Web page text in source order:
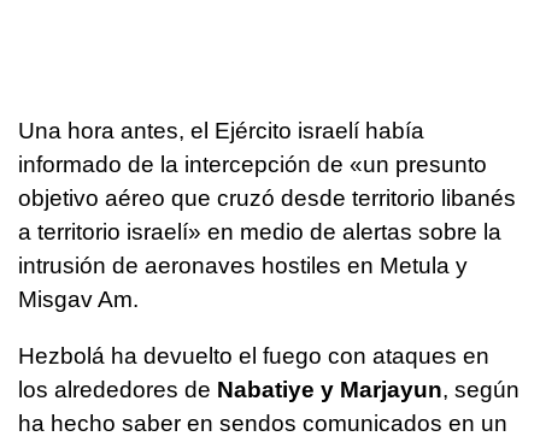
Una hora antes, el Ejército israelí había
informado de la intercepción de «un presunto
objetivo aéreo que cruzó desde territorio libanés
a territorio israelí» en medio de alertas sobre la
intrusión de aeronaves hostiles en Metula y
Misgav Am.
Hezbolá ha devuelto el fuego con ataques en
los alrededores de Nabatiye y Marjayun, según
ha hecho saber en sendos comunicados en un